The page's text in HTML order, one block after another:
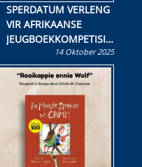
SPERDATUM VERLENG
VIR AFRIKAANSE
JEUGBOEKKOMPETISIE
Skryf ’n jeugboek of
kinderboek en staan ’n
kans om R50 000 te
wen!
14 Oktober 2025